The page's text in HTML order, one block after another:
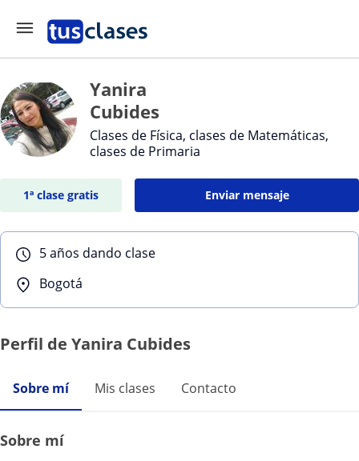
Yanira
Cubides
Clases de Física, clases de Matemáticas,
clases de Primaria
1ª clase gratis Enviar mensaje
5 años dando clase
Bogotá
Perfil de Yanira Cubides
Sobre mí Mis clases Contacto
Sobre mí